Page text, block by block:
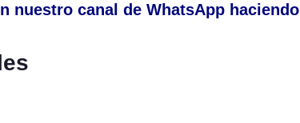
nuestro canal de WhatsApp haciendo